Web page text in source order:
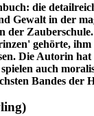
die
Gewalt in der
der
gehörte, ihm
Die Autorin hat
auch
Bandes